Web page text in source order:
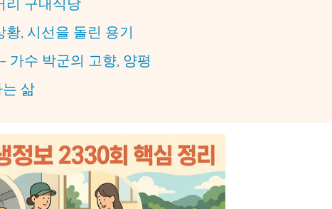
, 시선을 돌린 용기
가수 박군의 고향, 양평
삶